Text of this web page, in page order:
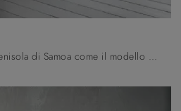
Con salotti e divani con penisola di Samoa come il modello Matrix in tessuto, potrai completare il tuo progetto d'arredo.